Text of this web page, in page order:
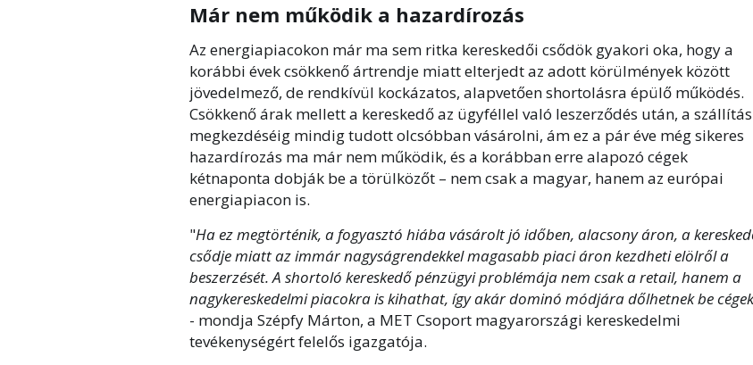
Már nem működik a hazardírozás
Az energiapiacokon már ma sem ritka kereskedői csődök gyakori oka, hogy a
korábbi évek csökkenő ártrendje miatt elterjedt az adott körülmények között
jövedelmező, de rendkívül kockázatos, alapvetően shortolásra épülő működés.
Csökkenő árak mellett a kereskedő az ügyféllel való leszerződés után, a szállítás
megkezdéséig mindig tudott olcsóbban vásárolni, ám ez a pár éve még sikeres
hazardírozás ma már nem működik, és a korábban erre alapozó cégek
kétnaponta dobják be a törülközőt – nem csak a magyar, hanem az európai
energiapiacon is.
"Ha ez megtörténik, a fogyasztó hiába vásárolt jó időben, alacsony áron, a
csődje miatt az immár nagyságrendekkel magasabb piaci áron kezdheti elölről a
beszerzését. A shortoló kereskedő pénzügyi problémája nem csak a retail, hanem a
nagykereskedelmi piacokra is kihathat, így akár dominó módjára dőlhetnek be cégek
- mondja Szépfy Márton, a MET Csoport magyarországi kereskedelmi
tevékenységért felelős igazgatója.